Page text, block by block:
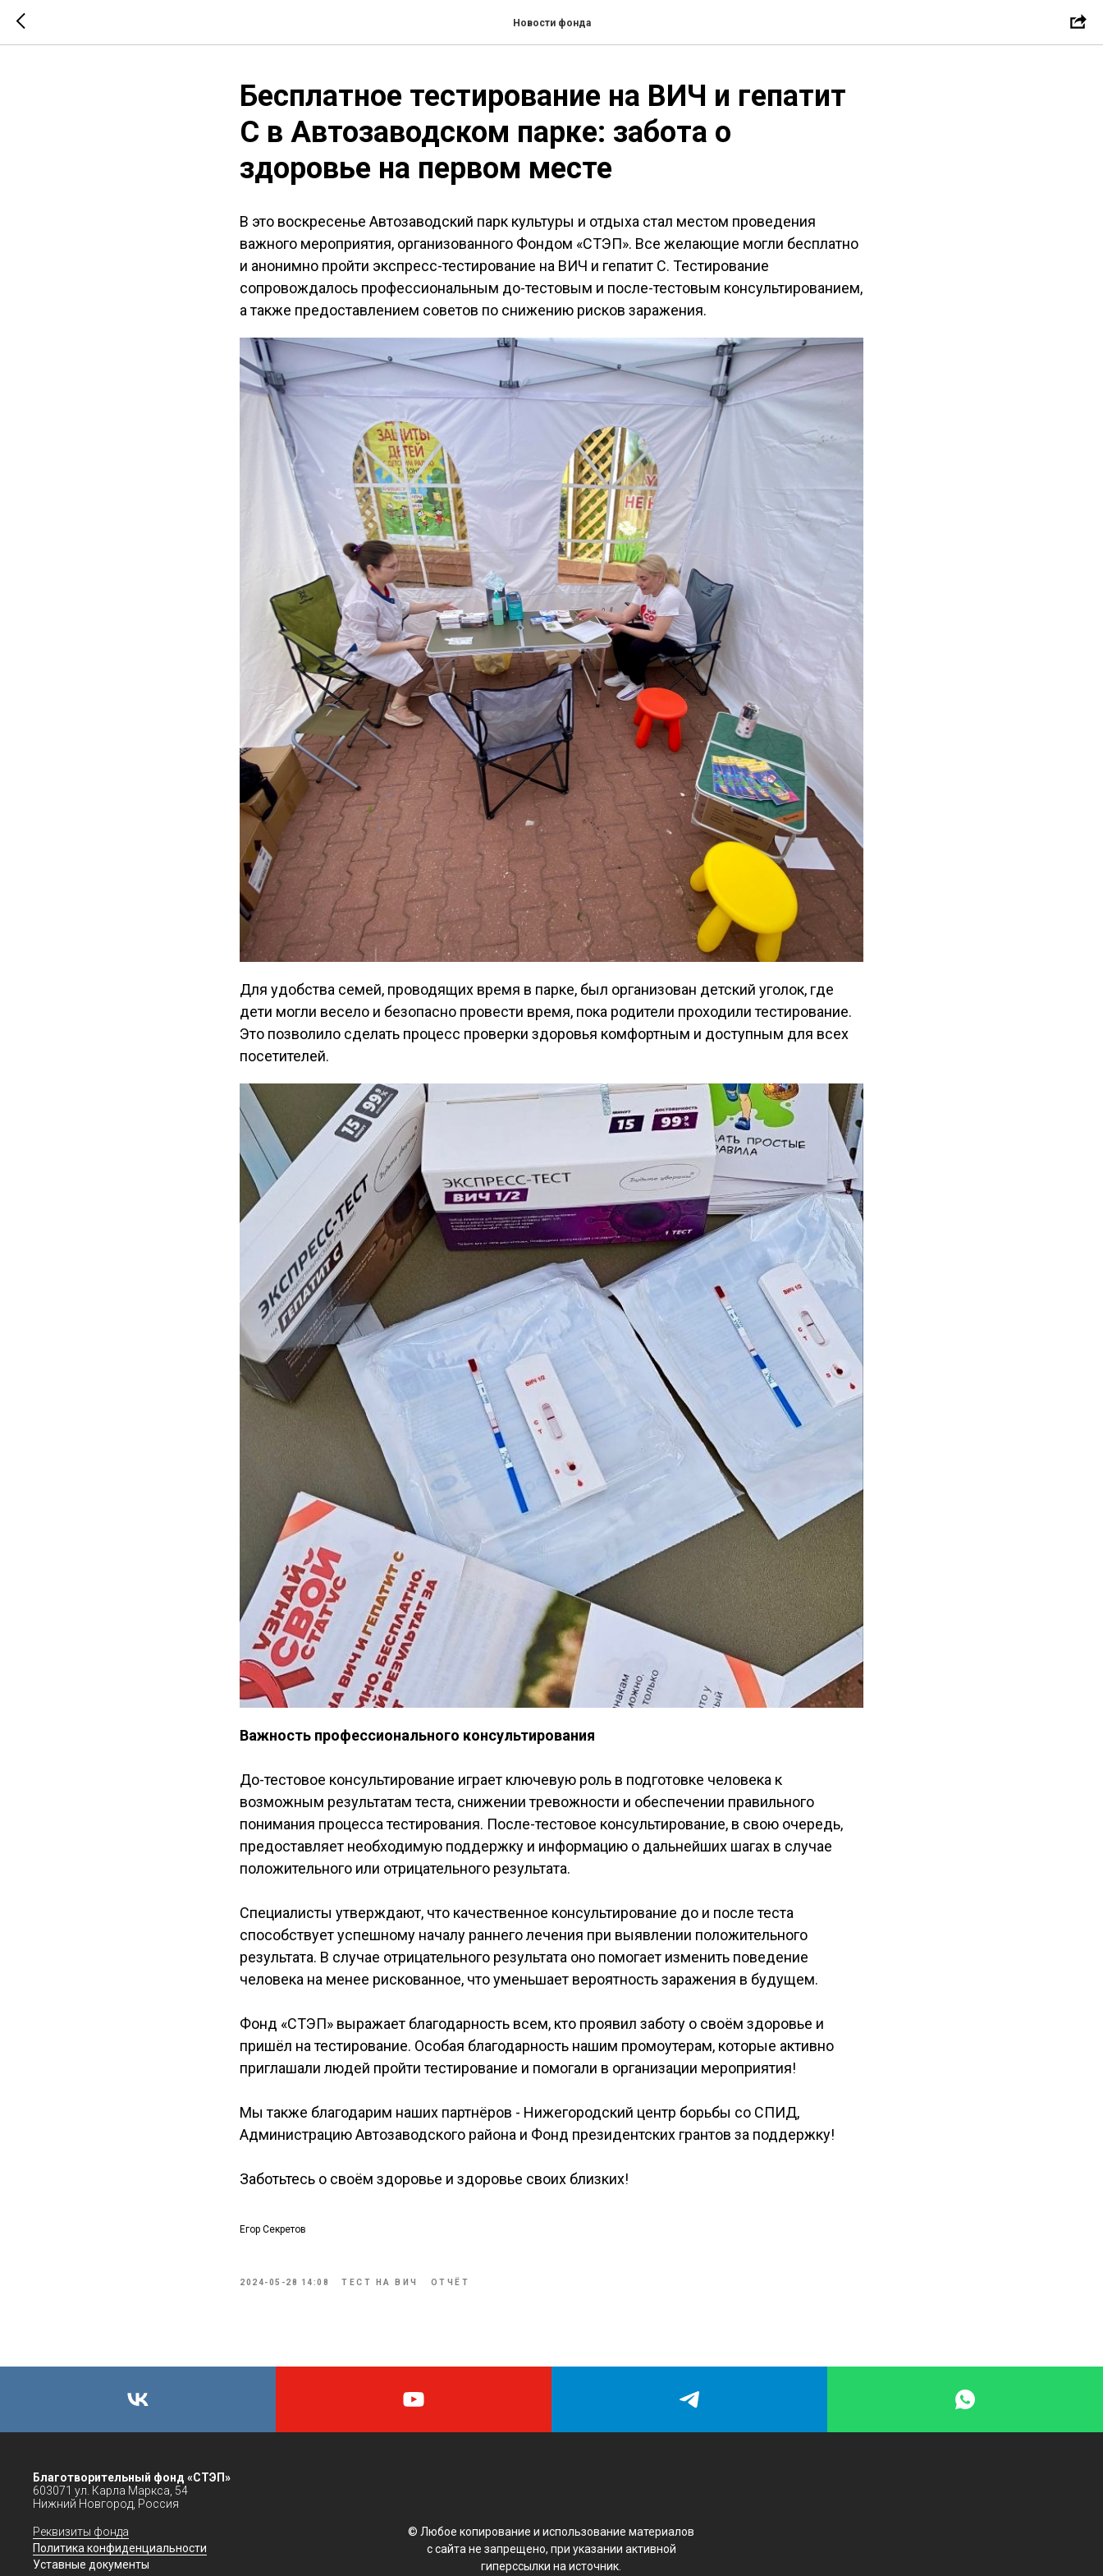
Новости фонда
Бесплатное тестирование на ВИЧ и гепатит
С в Автозаводском парке: забота о
здоровье на первом месте
В это воскресенье Автозаводский парк культуры и отдыха стал местом проведения
важного мероприятия, организованного Фондом «СТЭП». Все желающие могли бесплатно
и анонимно пройти экспресс-тестирование на ВИЧ и гепатит С. Тестирование
сопровождалось профессиональным до-тестовым и после-тестовым консультированием,
а также предоставлением советов по снижению рисков заражения.
Для удобства семей, проводящих время в парке, был организован детский уголок, где
дети могли весело и безопасно провести время, пока родители проходили тестирование.
Это позволило сделать процесс проверки здоровья комфортным и доступным для всех
посетителей.
Важность профессионального консультирования
До-тестовое консультирование играет ключевую роль в подготовке человека к
возможным результатам теста, снижении тревожности и обеспечении правильного
понимания процесса тестирования. После-тестовое консультирование, в свою очередь,
предоставляет необходимую поддержку и информацию о дальнейших шагах в случае
положительного или отрицательного результата.
Специалисты утверждают, что качественное консультирование до и после теста
способствует успешному началу раннего лечения при выявлении положительного
результата. В случае отрицательного результата оно помогает изменить поведение
человека на менее рискованное, что уменьшает вероятность заражения в будущем.
Фонд «СТЭП» выражает благодарность всем, кто проявил заботу о своём здоровье и
пришёл на тестирование. Особая благодарность нашим промоутерам, которые активно
приглашали людей пройти тестирование и помогали в организации мероприятия!
Мы также благодарим наших партнёров - Нижегородский центр борьбы со СПИД,
Администрацию Автозаводского района и Фонд президентских грантов за поддержку!
Заботьтесь о своём здоровье и здоровье своих близких!
Егор Секретов
2024-05-28 14:08 ТЕСТ НА ВИЧ ОТЧЁТ
Благотворительный фонд «СТЭП»
603071 ул. Карла Маркса, 54
Нижний Новгород, Россия
Реквизиты фонда
Политика конфиденциальности
Уставные документы
© Любое копирование и использование материалов
с сайта не запрещено, при указании активной
гиперссылки на источник.